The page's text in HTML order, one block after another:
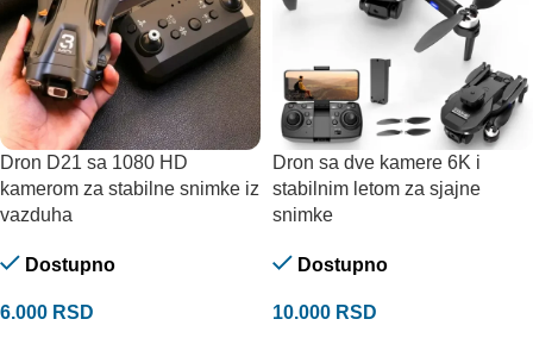
Dron D21 sa 1080 HD
kamerom za stabilne snimke iz
vazduha
Dostupno
6.000 RSD
Dron sa dve kamere 6K i
stabilnim letom za sjajne
snimke
Dostupno
10.000 RSD